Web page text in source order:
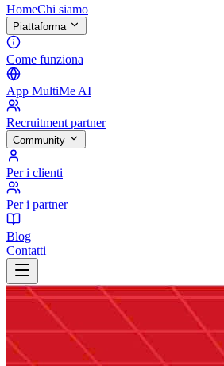
HomeChi siamo
Piattaforma
Come funziona
App MultiMe AI
Recruitment partner
Community
Per i clienti
Per i partner
Blog
Contatti